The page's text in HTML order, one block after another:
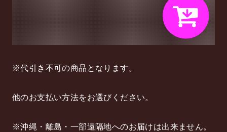
※代引き不可の商品となります。
他のお支払い方法をお選びください。
※沖縄・離島・一部遠隔地へのお届けは出来ません。